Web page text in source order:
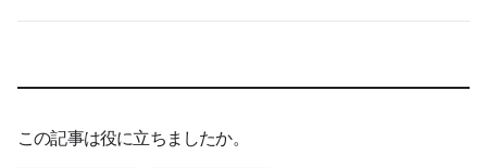
この記事は役に立ちましたか。